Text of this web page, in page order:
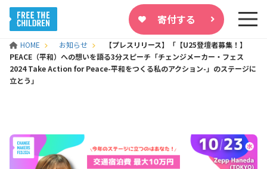
寄付する
HOME お知らせ
【プレスリリース】「【U25登壇者募集！】
PEACE（平和）への想いを語る3分スピーチ「チェンジメーカー・フェス
2024 Take Action for Peace-平和をつくる私のアクション-」のステージに
立とう」